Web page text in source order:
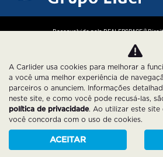
Desenvolvido pela DEALERSPACE ®
Política de Privacidade
A Carlider usa cookies para melhorar a
a você uma melhor experiência de
parceiros o anunciem. Informações
neste site, e como você pode recusá-las,
política de privacidade. Ao utilizar este site
você concorda com o uso de cookies.
ACEITAR